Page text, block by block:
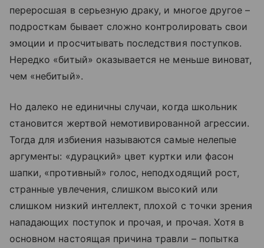
переросшая в серьезную драку, и многое другое –
подросткам бывает сложно контролировать свои
эмоции и просчитывать последствия поступков.
Нередко «битый» оказывается не меньше виноват,
чем «небитый».
Но далеко не единичны случаи, когда школьник
становится жертвой немотивированной агрессии.
Тогда для избиения называются самые нелепые
аргументы: «дурацкий» цвет куртки или фасон
шапки, «противный» голос, неподходящий рост,
странные увлечения, слишком высокий или
слишком низкий интеллект, плохой с точки зрения
нападающих поступок и прочая, и прочая. Хотя в
основном настоящая причина травли – попытка